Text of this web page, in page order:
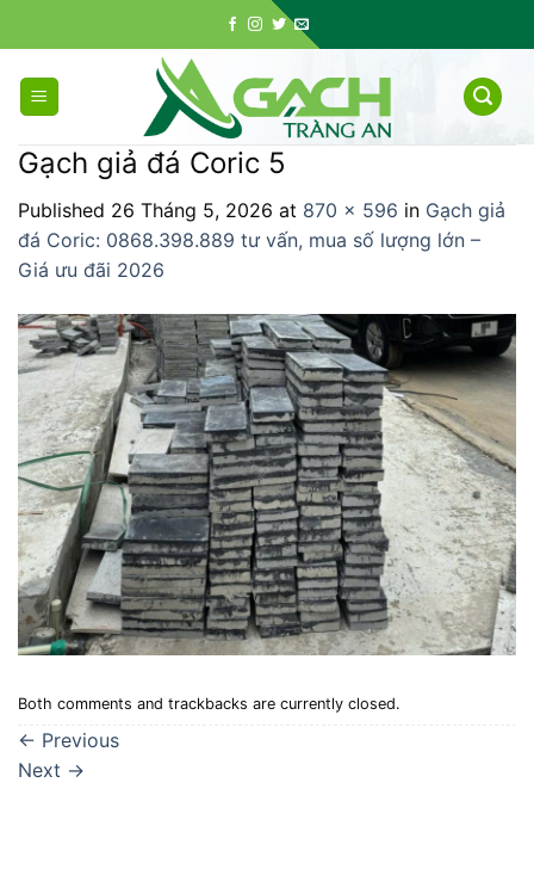
to
content
Gạch giả đá Coric 5
Published 26 Tháng 5, 2026 at 870 × 596 in Gạch giả
đá Coric: 0868.398.889 tư vấn, mua số lượng lớn –
Giá ưu đãi 2026
Both comments and trackbacks are currently closed.
← Previous
Next →